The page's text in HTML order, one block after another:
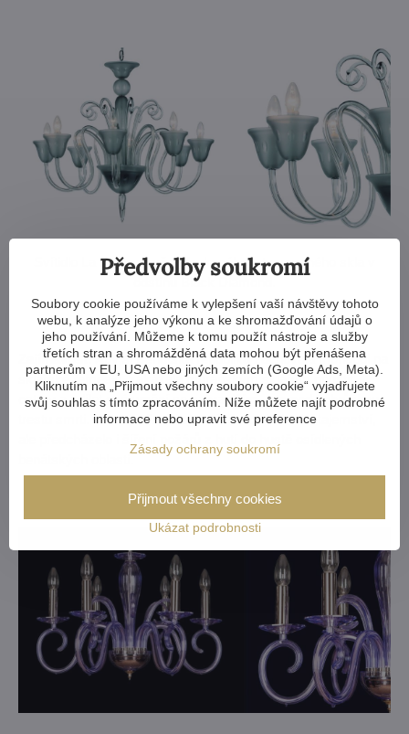
Svítidlo La Scalaz ručně foukaného a tvarovaného skla v
odstínu Black Diamond.
Zajímavost:Aby si Benátská republika zachovala monopol na
sklářské řemeslo, zakázala muránským sklářům opustit
ostrov a sdílet své umění se zahraničím, a to pod pohrůžkou
trestu smrti. Toto opatření nejen chránilo obchodní tajemství,
Předvolby soukromí
Soubory cookie používáme k vylepšení vaší návštěvy tohoto
webu, k analýze jeho výkonu a ke shromažďování údajů o
jeho používání. Můžeme k tomu použít nástroje a služby
třetích stran a shromážděná data mohou být přenášena
partnerům v EU, USA nebo jiných zemích (Google Ads, Meta).
Kliknutím na „Přijmout všechny soubory cookie“ vyjadřujete
svůj souhlas s tímto zpracováním. Níže můžete najít podrobné
informace nebo upravit své preference
Zásady ochrany soukromí
Ukázat podrobnosti
Přijmout všechny cookies